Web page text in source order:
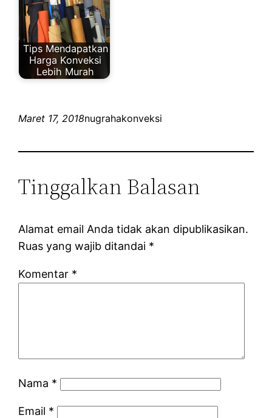
Tips Mendapatkan
Harga Konveksi
Lebih Murah
Maret 17, 2018nugrahakonveksi
Tinggalkan Balasan
Alamat email Anda tidak akan dipublikasikan.
Ruas yang wajib ditandai *
Komentar *
Nama *
Email *